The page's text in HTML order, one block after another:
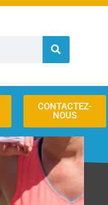
CONTACTEZ-
NOUS